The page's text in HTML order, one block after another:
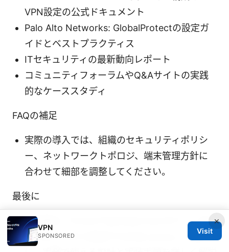
VPN設定の公式ドキュメント
Palo Alto Networks: GlobalProtectの設定ガ
イドとベストプラクティス
ITセキュリティの最新動向レポート
コミュニティフォーラムやQ&Aサイトの実践
的なケーススタディ
FAQの補足
実際の導入では、組織のセキュリティポリシ
ー、ネットワークトポロジ、端末管理方針に
合わせて細部を調整してください。
最後に
本記事は「Intuneでglobalprotectのアプリ別
VPNをゼロから設定する方法 acciyo」を軸
×
VPN
SPONSORED
Visit